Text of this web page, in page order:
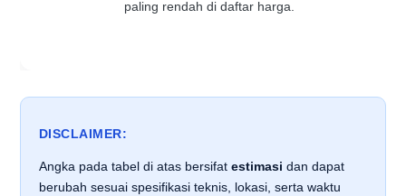
paling rendah di daftar harga.
DISCLAIMER:
Angka pada tabel di atas bersifat estimasi dan dapat
berubah sesuai spesifikasi teknis, lokasi, serta waktu